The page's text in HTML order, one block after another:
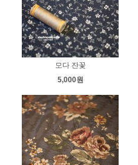
모다 잔꽃
5,000원